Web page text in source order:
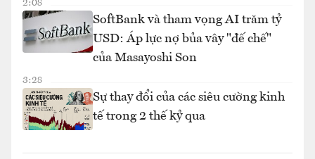
2:08
SoftBank và tham vọng AI trăm tỷ
USD: Áp lực nợ bủa vây "đế chế"
của Masayoshi Son
3:28
Sự thay đổi của các siêu cường kinh
tế trong 2 thế kỷ qua